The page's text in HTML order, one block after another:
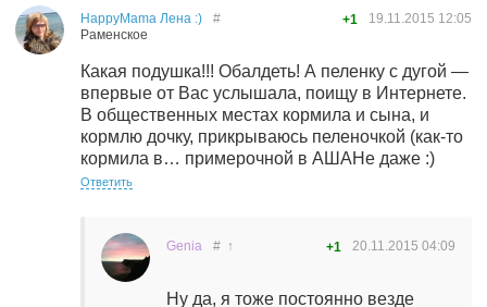
HappyMama Лена :)
Раменское
19.11.2015 12:05
# +1
Какая подушка!!! Обалдеть! А пеленку с дугой —
впервые от Вас услышала, поищу в Интернете.
В общественных местах кормила и сына, и
кормлю дочку, прикрываюсь пеленочкой (как-то
кормила в… примерочной в АШАНе даже :)
Ответить
Genia 20.11.2015 04:09
# ↑ +1
Ну да, я тоже постоянно везде